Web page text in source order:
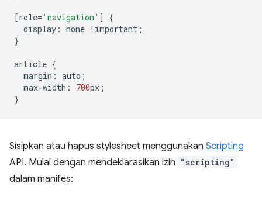
[role= 'navigation' ]
{
display : none ! important ;
}
article {
margin : auto ;
max-width : 700px ;
}
Sisipkan atau hapus stylesheet menggunakan Scripting
API. Mulai dengan mendeklarasikan izin "scripting"
dalam manifes: